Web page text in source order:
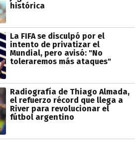
histórica
La FIFA se disculpó por el
intento de privatizar el
Mundial, pero avisó: "No
toleraremos más ataques"
Radiografía de Thiago Almada,
el refuerzo récord que llega a
River para revolucionar el
fútbol argentino